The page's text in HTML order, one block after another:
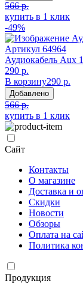
566 р.
купить в 1 клик
-49%
Артикул 64964
Аудиокабель Aux
290 р.
В корзину290 р.
Добавлено
566 р.
купить в 1 клик
Сайт
Контакты
О магазине
Доставка и
Скидки
Новости
Обзоры
Оплата на
Политика
Продукция